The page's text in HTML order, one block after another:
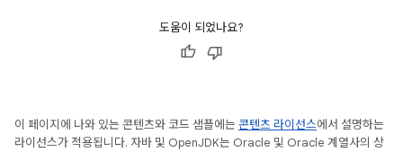
도움이 되었나요?
이 페이지에 나와 있는 콘텐츠와 코드 샘플에는 콘텐츠 라이선스에서 설명하는
라이선스가 적용됩니다. 자바 및 OpenJDK는 Oracle 및 Oracle 계열사의 상